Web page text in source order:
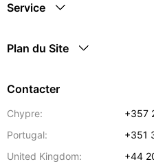
Service
Plan du Site
Contacter
Chypre:
+357
Portugal:
+351
United Kingdom:
+44